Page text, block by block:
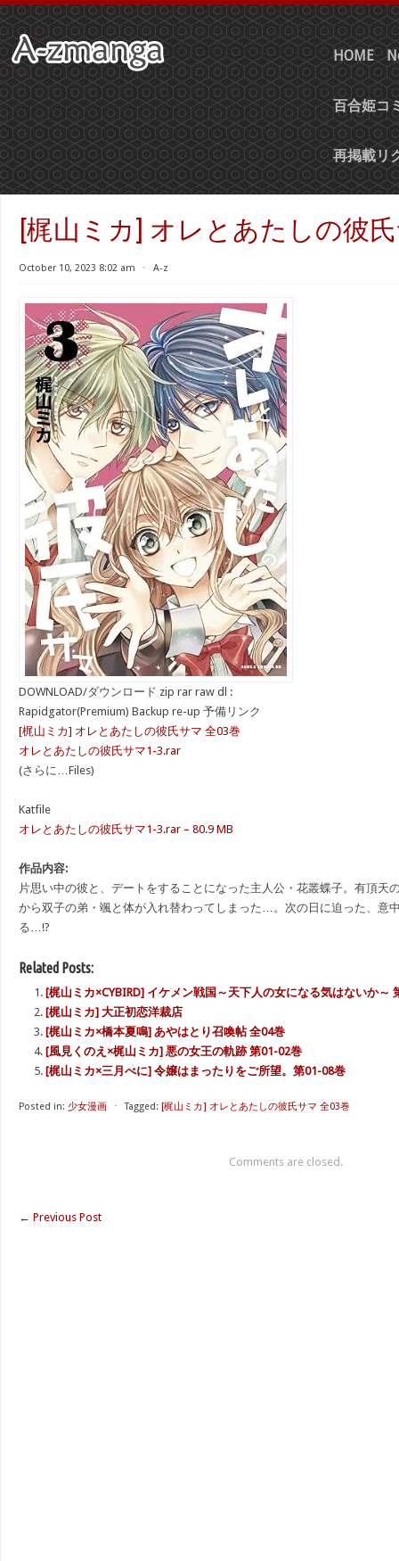
HOME
百合姫コ
再掲載リ
[梶山ミカ] オレとあたしの彼
October 10, 2023 8:02 am ⋅ A-z
DOWNLOAD/ダウンロード zip rar raw dl :
Rapidgator(Premium) Backup re-up 予備リンク
[梶山ミカ] オレとあたしの彼氏サマ 全03巻
オレとあたしの彼氏サマ1-3.rar
(さらに…Files)
Katfile
オレとあたしの彼氏サマ1-3.rar – 80.9 MB
作品内容:
片思い中の彼と、デートをすることになった主人公・花叢蝶子。有頂天
から双子の弟・颯と体が入れ替わってしまった…。次の日に迫った、意
る…!?
Related Posts:
[梶山ミカ×CYBIRD] イケメン戦国～天下人の女になる気はないか～
[梶山ミカ] 大正初恋洋裁店
[梶山ミカ×橋本夏鳴] あやはとり召喚帖 全04巻
[風見くのえ×梶山ミカ] 悪の女王の軌跡 第01-02巻
[梶山ミカ×三月べに] 令嬢はまったりをご所望。第01-08巻
Posted in: 少女漫画 ⋅ Tagged: [梶山ミカ] オレとあたしの彼氏サマ 全03巻
Comments are closed.
← Previous Post